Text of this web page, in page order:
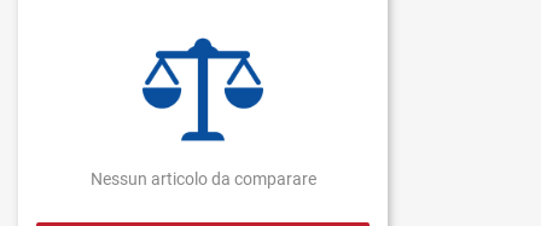
Nessun articolo da comparare